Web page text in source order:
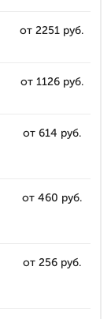
от 2251 руб.
от 1126 руб.
от 614 руб.
от 460 руб.
от 256 руб.